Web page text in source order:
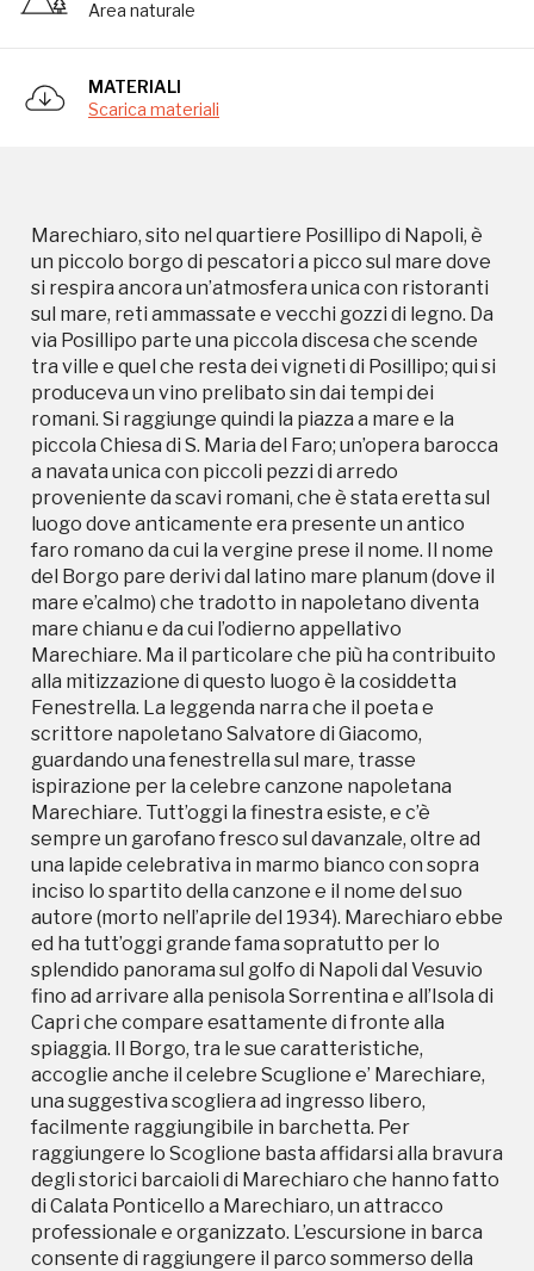
Area naturale
MATERIALI
Scarica materiali
Marechiaro, sito nel quartiere Posillipo di Napoli, è
un piccolo borgo di pescatori a picco sul mare dove
si respira ancora un’atmosfera unica con ristoranti
sul mare, reti ammassate e vecchi gozzi di legno. Da
via Posillipo parte una piccola discesa che scende
tra ville e quel che resta dei vigneti di Posillipo; qui si
produceva un vino prelibato sin dai tempi dei
romani. Si raggiunge quindi la piazza a mare e la
piccola Chiesa di S. Maria del Faro; un’opera barocca
a navata unica con piccoli pezzi di arredo
proveniente da scavi romani, che è stata eretta sul
luogo dove anticamente era presente un antico
faro romano da cui la vergine prese il nome. Il nome
del Borgo pare derivi dal latino mare planum (dove il
mare e’calmo) che tradotto in napoletano diventa
mare chianu e da cui l’odierno appellativo
Marechiare. Ma il particolare che più ha contribuito
alla mitizzazione di questo luogo è la cosiddetta
Fenestrella. La leggenda narra che il poeta e
scrittore napoletano Salvatore di Giacomo,
guardando una fenestrella sul mare, trasse
ispirazione per la celebre canzone napoletana
Marechiare. Tutt’oggi la finestra esiste, e c’è
sempre un garofano fresco sul davanzale, oltre ad
una lapide celebrativa in marmo bianco con sopra
inciso lo spartito della canzone e il nome del suo
autore (morto nell’aprile del 1934). Marechiaro ebbe
ed ha tutt’oggi grande fama sopratutto per lo
splendido panorama sul golfo di Napoli dal Vesuvio
fino ad arrivare alla penisola Sorrentina e all’Isola di
Capri che compare esattamente di fronte alla
spiaggia. Il Borgo, tra le sue caratteristiche,
accoglie anche il celebre Scuglione e’ Marechiare,
una suggestiva scogliera ad ingresso libero,
facilmente raggiungibile in barchetta. Per
raggiungere lo Scoglione basta affidarsi alla bravura
degli storici barcaioli di Marechiaro che hanno fatto
di Calata Ponticello a Marechiaro, un attracco
professionale e organizzato. L’escursione in barca
consente di raggiungere il parco sommerso della
tra ville e quel che resta dei vigneti di Posillipo; qui si
piccola Chiesa di S. Maria del Faro; un’opera barocca
a navata unica con piccoli pezzi di arredo
del Borgo pare derivi dal latino mare planum (dove il
mare e’calmo) che tradotto in napoletano diventa
mare chianu e da cui l’odierno appellativo
Marechiare. Ma il particolare che più ha contribuito
alla mitizzazione di questo luogo è la cosiddetta
Fenestrella. La leggenda narra che il poeta e
scrittore napoletano Salvatore di Giacomo,
guardando una fenestrella sul mare, trasse
ispirazione per la celebre canzone napoletana
Marechiare. Tutt’oggi la finestra esiste, e c’è
sempre un garofano fresco sul davanzale, oltre ad
una lapide celebrativa in marmo bianco con sopra
inciso lo spartito della canzone e il nome del suo
autore (morto nell’aprile del 1934). Marechiaro ebbe
ed ha tutt’oggi grande fama sopratutto per lo
splendido panorama sul golfo di Napoli dal Vesuvio
fino ad arrivare alla penisola Sorrentina e all’Isola di
Capri che compare esattamente di fronte alla
spiaggia. Il Borgo, tra le sue caratteristiche,
accoglie anche il celebre Scuglione e’ Marechiare,
una suggestiva scogliera ad ingresso libero,
facilmente raggiungibile in barchetta. Per
raggiungere lo Scoglione basta affidarsi alla bravura
degli storici barcaioli di Marechiaro che hanno fatto
di Calata Ponticello a Marechiaro, un attracco
professionale e organizzato. L’escursione in barca
consente di raggiungere il parco sommerso della
Gaiola (area marina protetta) dove si trovano i resti
di un edificio romano denominato Palazzo degli
Spiriti che alcuni chiamano anche la Villa di Virgilio,
sostenendo che di tanto in tanto, vi si manifesti lo
spirito del Poeta, pronti a giurare di aver sentito
declamare, da una voce misteriosa, i suoi versi.